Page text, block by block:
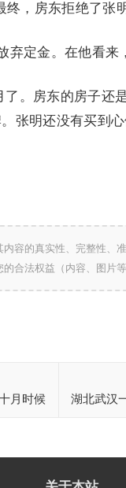
，房东拒绝了张
定金。在他看来
。房东的房子还
张明还没有买到
容的真实性、完整性、
合法权益（内容、图片
月时候
湖北武汉